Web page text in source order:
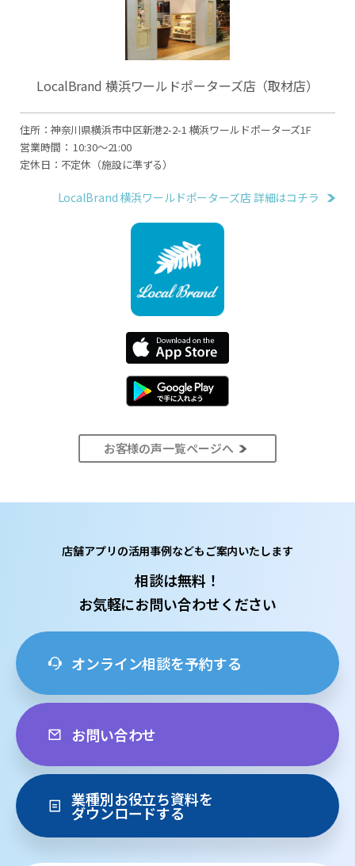
LocalBrand 横浜ワールドポーターズ店（取材店）
住所：神奈川県横浜市中区新港2-2-1 横浜ワールドポーターズ1F
営業時間： 10:30～21:00
定休日：不定休（施設に準ずる）
LocalBrand 横浜ワールドポーターズ店 詳細はコチラ
お客様の声一覧ページへ
店舗アプリの活用事例などもご案内いたします
相談は無料！
お気軽にお問い合わせください
オンライン相談を予約する
お問い合わせ
業種別お役立ち資料を
ダウンロードする